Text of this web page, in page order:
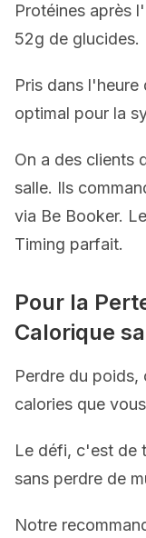
Protéines après
52g de glucides.
Pris dans
optimal pour la
On a des clients
salle. Ils
via Be Booker.
Timing parfait.
Pour la
Calorique
Perdre du poids,
calories que
Le défi, c'est de
sans perdre de
Notre